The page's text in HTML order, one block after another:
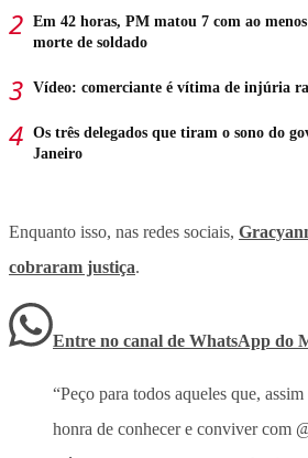
Em 42 horas, PM matou 7 com ao
morte de soldado
Vídeo: comerciante é vítima de injúria
Os três delegados que tiram o sono do
Janeiro
Enquanto isso, nas redes sociais,
cobraram justiça.
Entre no canal de WhatsApp do
“Peço para todos aqueles que,
honra de conhecer e conviver com